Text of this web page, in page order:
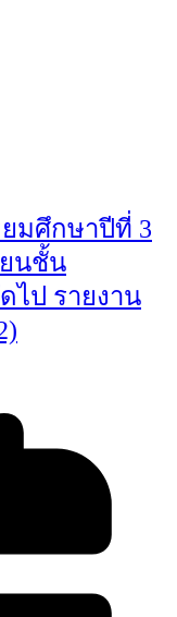
มศึกษาปีที่ 3
ยนชั้น
ไป รายงาน